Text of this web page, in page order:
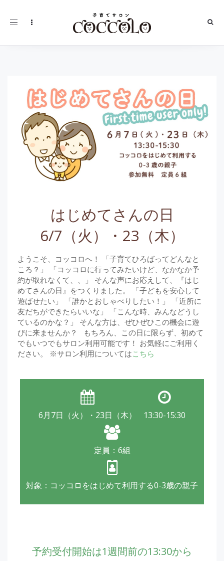
Toggle
はじめてさんの日
6/7（火）・23（木）
ようこそ、コッコロへ！ 「子育てひろばってどんなと
ころ？」 「コッコロに行ってみたいけど、なかなか予
約が取れなくて、、」 そんな声にお応えして、『はじ
めてさんの日』をつくりました。 「子どもを安心して
遊ばせたい」 「誰かとおしゃべりしたい！」 「近所に
友だちができたらいいな」 「こんな時、みんなどうし
ているのかな？」 そんな方は、ぜひぜひこの機会に遊
びに来ませんか？ もちろん、この日に限らず、初めて
でもいつでもサロン利用可能です！ お気軽にご利用く
ださい。 ※サロン利用についてはこちら
6月7日（火）・23日（木） 13:30-15:30
定員：6組
対象：コッコロをはじめて利用する0-3歳の親子
予約受付開始は1週間前の13:30から